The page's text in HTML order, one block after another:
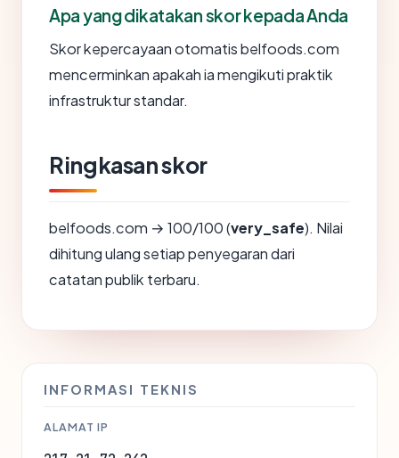
Apa yang dikatakan skor kepada Anda
Skor kepercayaan otomatis belfoods.com
mencerminkan apakah ia mengikuti praktik
infrastruktur standar.
Ringkasan skor
belfoods.com → 100/100 (very_safe). Nilai
dihitung ulang setiap penyegaran dari
catatan publik terbaru.
INFORMASI TEKNIS
ALAMAT IP